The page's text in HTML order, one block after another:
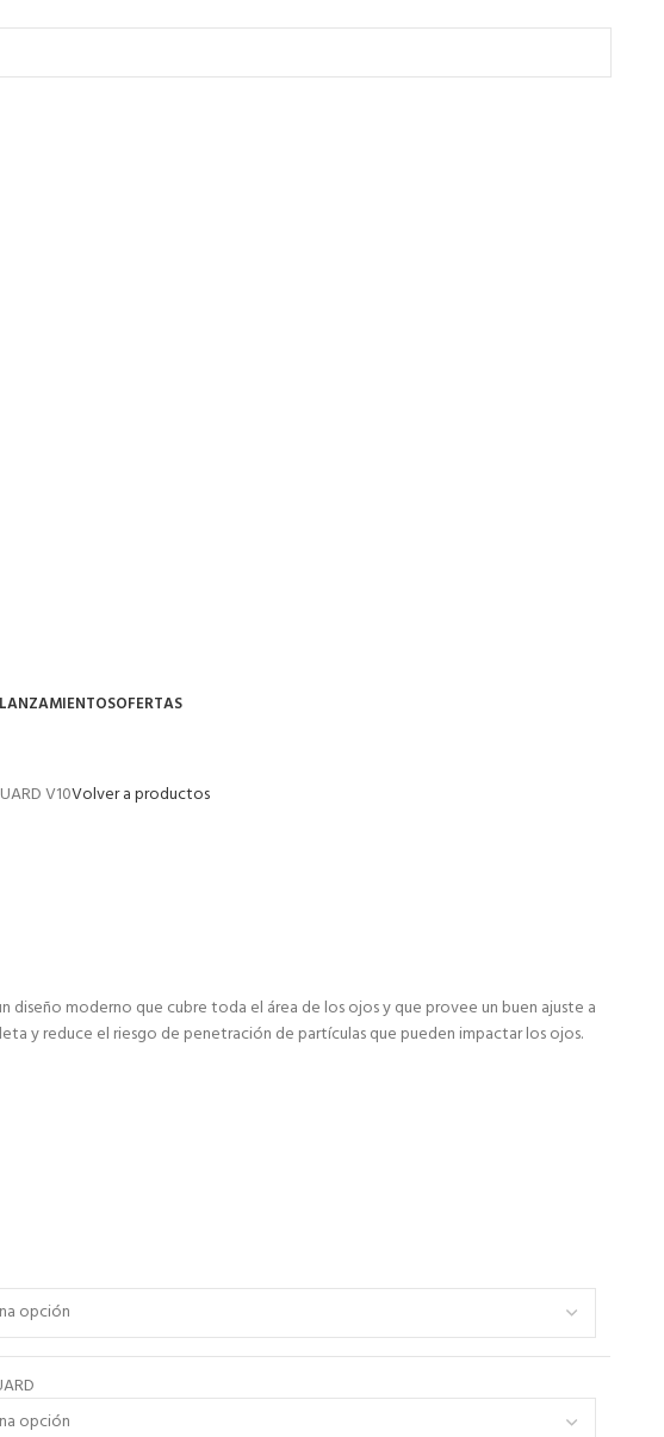
LANZAMIENTOSOFERTAS
V10Volver a productos
diseño moderno que cubre toda el área de los ojos y que provee un buen ajuste a
y reduce el riesgo de penetración de partículas que pueden impactar los ojos.